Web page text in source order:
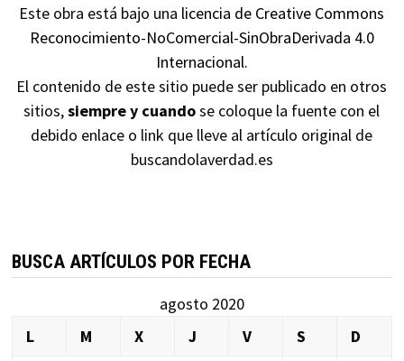
Este obra está bajo una licencia de Creative Commons
Reconocimiento-NoComercial-SinObraDerivada 4.0
Internacional.
El contenido de este sitio puede ser publicado en otros
sitios,siempre y cuandose coloque la fuente con el
debido enlace o link que lleve al artículo original de
buscandolaverdad.es
BUSCA ARTÍCULOS POR FECHA
agosto 2020
L
M X J V S
D